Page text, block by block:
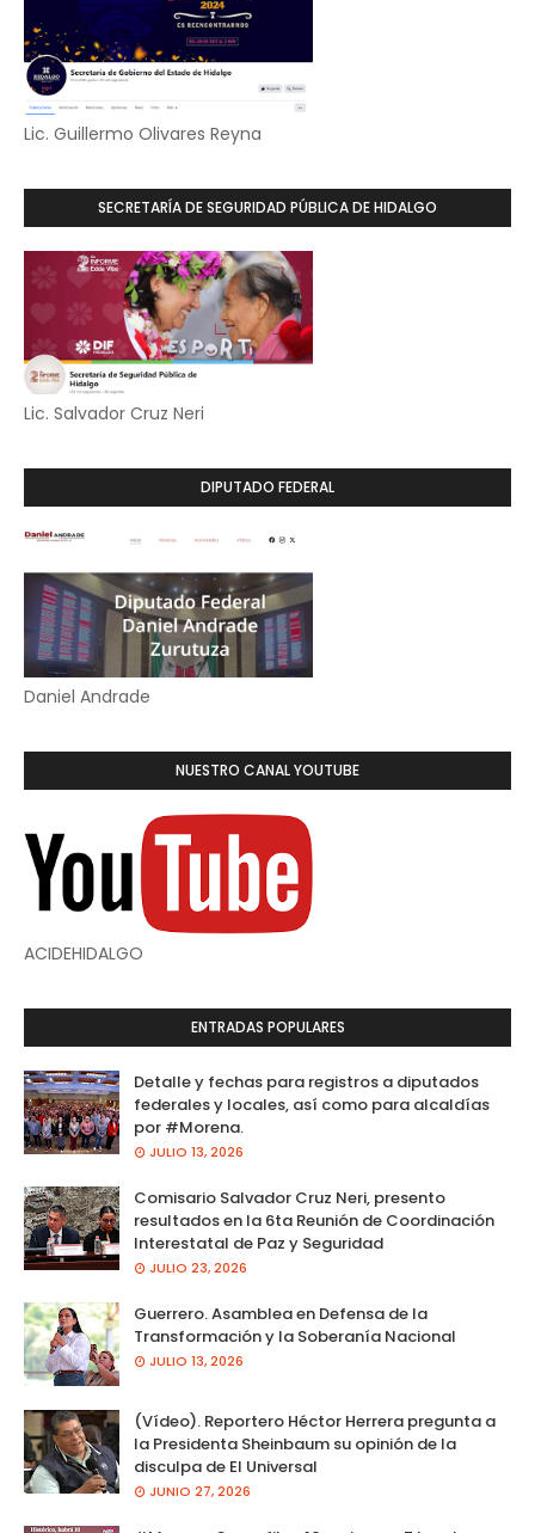
Lic. Guillermo Olivares Reyna
SECRETARÍA DE SEGURIDAD PÚBLICA DE HIDALGO
Lic. Salvador Cruz Neri
DIPUTADO FEDERAL
Daniel Andrade
NUESTRO CANAL YOUTUBE
ACIDEHIDALGO
ENTRADAS POPULARES
Detalle y fechas para registros a diputados
federales y locales, así como para alcaldías
por #Morena.
JULIO 13, 2026
Comisario Salvador Cruz Neri, presento
resultados en la 6ta Reunión de Coordinación
Interestatal de Paz y Seguridad
JULIO 23, 2026
Guerrero. Asamblea en Defensa de la
Transformación y la Soberanía Nacional
JULIO 13, 2026
(Vídeo). Reportero Héctor Herrera pregunta a
la Presidenta Sheinbaum su opinión de la
disculpa de El Universal
JUNIO 27, 2026